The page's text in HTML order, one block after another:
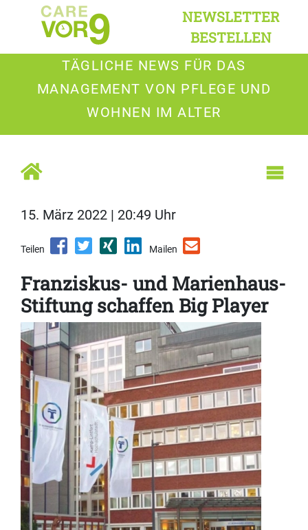
NEWSLETTER
BESTELLEN
TÄGLICHE NEWS FÜR DAS
MANAGEMENT VON PFLEGE UND
WOHNEN IM ALTER
15. März 2022 | 20:49 Uhr
Teilen Mailen
Franziskus- und Marienhaus-
Stiftung schaffen Big Player